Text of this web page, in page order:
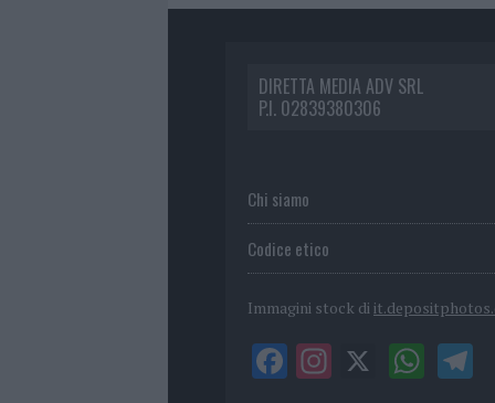
DIRETTA MEDIA ADV SRL
P.I. 02839380306
Chi siamo
Codice etico
Immagini stock di